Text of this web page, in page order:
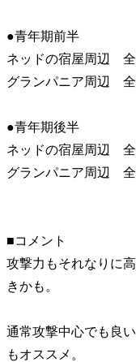
●青年期前半
ネッドの宿屋周辺
グランパニア周辺
●青年期後半
ネッドの宿屋周辺
グランパニア周辺
■コメント
攻撃力もそれなりに
きかも。
通常攻撃中心でも良
もオススメ。